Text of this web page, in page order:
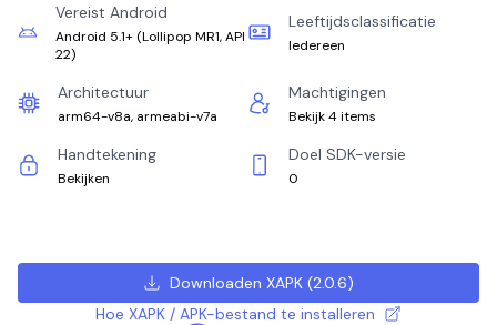
Vereist Android
Android 5.1+ (Lollipop MR1, API
22)
Leeftijdsclassificatie
Iedereen
Architectuur
arm64-v8a, armeabi-v7a
Machtigingen
Bekijk 4 items
Handtekening
Bekijken
Doel SDK-versie
0
Downloaden XAPK(2.0.6)
Hoe XAPK / APK-bestand te installeren